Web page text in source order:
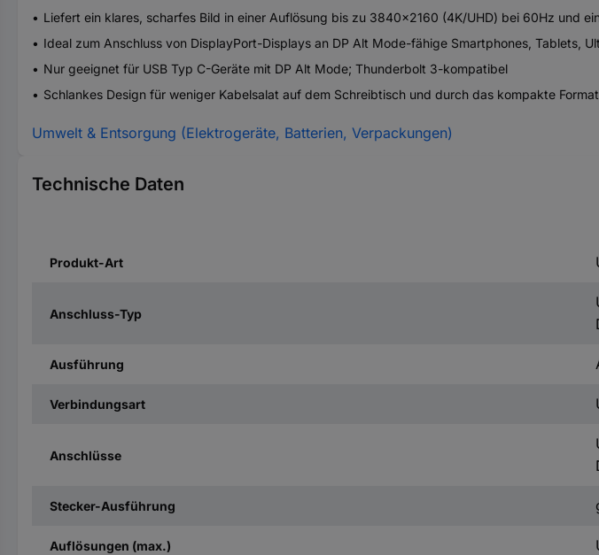
Liefert ein klares, scharfes Bild in einer Auflösung bis zu 3840x2160 (4K/UHD) bei 60Hz und
Ideal zum Anschluss von DisplayPort-Displays an DP Alt Mode-fähige Smartphones, Tablets,
Nur geeignet für USB Typ C-Geräte mit DP Alt Mode; Thunderbolt 3-kompatibel
Schlankes Design für weniger Kabelsalat auf dem Schreibtisch und durch das kompakte
Umwelt & Entsorgung (Elektrogeräte, Batterien, Verpackungen)
Technische Daten
Produkt-Art
Anschluss-Typ
Ausführung
Verbindungsart
Anschlüsse
Stecker-Ausführung
Auflösungen (max.)